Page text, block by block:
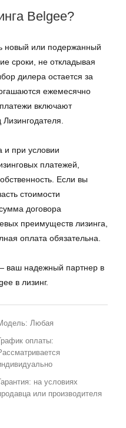
Belgee?
новый или подержанный
сроки, не откладывая
дилера остается за
ежемесячно
включают
и при условии
платежей,
Если вы
стоимости
договора
преимуществ лизинга,
оплата обязательна.
ваш надежный партнер в
в лизинг.
Любая
оплаты:
на условиях
или производителя